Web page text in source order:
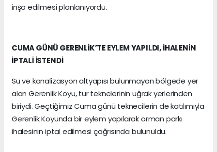
inşa edilmesi planlanıyordu.
CUMA GÜNÜ GERENLİK’TE EYLEM YAPILDI, İHALENİN
İPTALİ İSTENDİ
Su ve kanalizasyon altyapısı bulunmayan bölgede yer
alan Gerenlik Koyu, tur teknelerinin uğrak yerlerinden
biriydi. Geçtiğimiz Cuma günü teknecilerin de katılımıyla
Gerenlik Koyunda bir eylem yapılarak orman parkı
ihalesinin iptal edilmesi çağrısında bulunuldu.